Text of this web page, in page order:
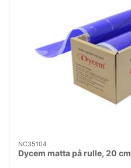
NC35104
Dycem matta på rulle, 20